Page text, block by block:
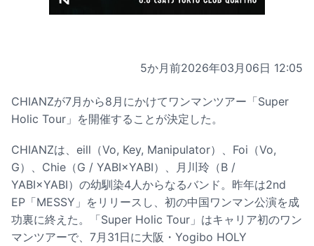
5か月前2026年03月06日 12:05
CHIANZが7月から8月にかけてワンマンツアー「Super
Holic Tour」を開催することが決定した。
CHIANZは、eill（Vo, Key, Manipulator）、Foi（Vo,
G）、Chie（G / YABI×YABI）、月川玲（B /
YABI×YABI）の幼馴染4人からなるバンド。昨年は2nd
EP「MESSY」をリリースし、初の中国ワンマン公演を成
功裏に終えた。「Super Holic Tour」はキャリア初のワン
マンツアーで、7月31日に大阪・Yogibo HOLY